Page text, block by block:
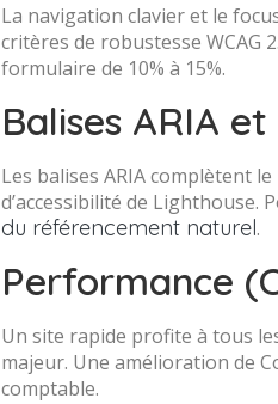
La navigation clavier et le
critères de robustesse WCAG
formulaire de 10% à 15%.
Balises ARIA
Les balises ARIA complètent
d’accessibilité de
du référencement naturel.
Performance
Un site rapide profite à tous
majeur. Une amélioration de
comptable.